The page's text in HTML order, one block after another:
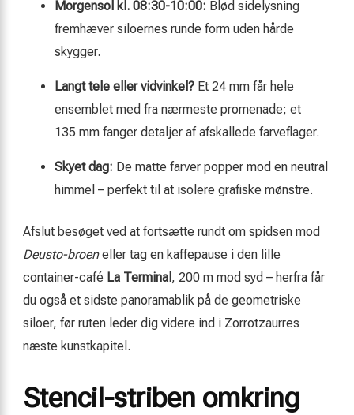
Morgensol kl. 08:30-10:00: Blød sidelysning
fremhæver siloernes runde form uden hårde
skygger.
Langt tele eller vidvinkel? Et 24 mm får hele
ensemblet med fra nærmeste promenade; et
135 mm fanger detaljer af afskallede farveflager.
Skyet dag: De matte farver popper mod en neutral
himmel – perfekt til at isolere grafiske mønstre.
Afslut besøget ved at fortsætte rundt om spidsen mod
Deusto-broeneller tag en kaffepause i den lille
container-café La Terminal , 200 m mod syd – herfra får
du også et sidste panoramablik på de geometriske
siloer, før ruten leder dig videre ind i Zorrotzaurres
næste kunstkapitel.
Stencil-striben omkring